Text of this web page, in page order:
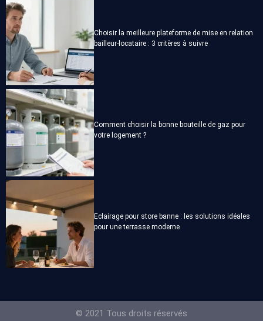
Choisir la meilleure plateforme de mise en relation
bailleur-locataire : 3 critères à suivre
Comment choisir la bonne bouteille de gaz pour
votre logement ?
Eclairage pour store banne : les solutions idéales
pour une terrasse moderne
© 2021 Tous droits réservés